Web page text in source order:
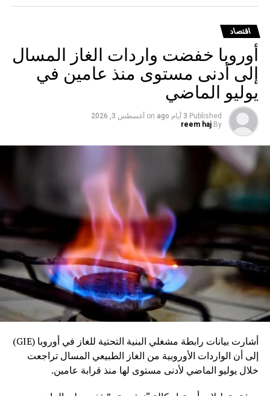
المغادرين من مطارات موسكو الثلاثة (شيريميتيفو ودوموديدوفو
وفنوكوفو) ومطار فلاديفوستوك (كنيفيتشي) بشرط حصولهم
على تصريح مسبق من هيئة الرقابة الروسية على المعادن
الثمينة.
اقتصاد
أوروبا خفضت واردات الغاز المسال
إلى أدنى مستوى منذ عامين في
يوليو الماضي
Published 3 أيام ago on أغسطس 3, 2026
By
reem haj
أشارت بيانات رابطة مشغلي البنية التحتية للغاز في أوروبا (GIE)
إلى أن الواردات الأوروبية من الغاز الطبيعي المسال تراجعت
خلال يوليو الماضي لأدنى مستوى لها منذ قرابة عامين.